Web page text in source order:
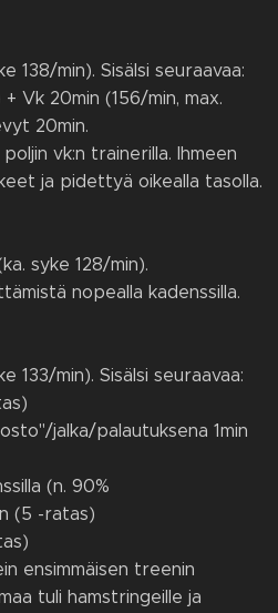
138/min). Sisälsi seuraavaa:
Vk 20min (156/min, max.
20min.
vk:n trainerilla. Ihmeen
ja pidettyä oikealla tasolla.
syke 128/min).
nopealla kadenssilla.
133/min). Sisälsi seuraavaa:
jalka/palautuksena 1min
(n. 90%
(5 -ratas)
ensimmäisen treenin
tuli hamstringeille ja